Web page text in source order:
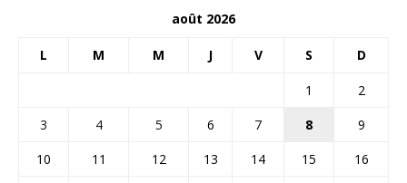
août 2026
L M M J V S D
1
2
3
4 5 6 7 8
9
10
11 12 13 14 15
16